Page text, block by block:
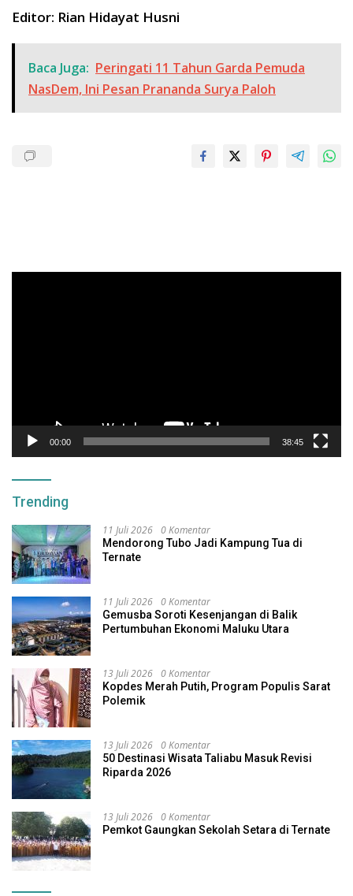
Editor: Rian Hidayat Husni
Baca Juga: Peringati 11 Tahun Garda Pemuda
NasDem, Ini Pesan Prananda Surya Paloh
00:00 38:45
Trending
11 Juli 2026 0 Komentar
Mendorong Tubo Jadi Kampung Tua di
Ternate
11 Juli 2026 0 Komentar
Gemusba Soroti Kesenjangan di Balik
Pertumbuhan Ekonomi Maluku Utara
13 Juli 2026 0 Komentar
Kopdes Merah Putih, Program Populis Sarat
Polemik
13 Juli 2026 0 Komentar
50 Destinasi Wisata Taliabu Masuk Revisi
Riparda 2026
13 Juli 2026 0 Komentar
Pemkot Gaungkan Sekolah Setara di Ternate